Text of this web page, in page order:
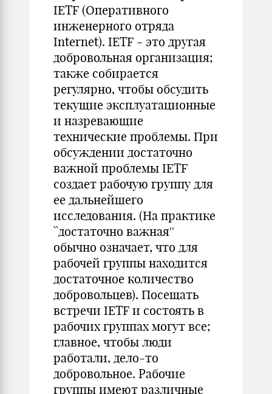
IETF (Оперативного
инженерного отряда
Internet). IETF - это другая
добровольная организация;
также собирается
регулярно, чтобы обсудить
текущие эксплуатационные
и назревающие
технические проблемы. При
обсуждении достаточно
важной проблемы IETF
создает рабочую группу для
ее дальнейшего
исследования. (На практике
``достаточно важная''
обычно означает, что для
рабочей группы находится
достаточное количество
добровольцев). Посещать
встречи IETF и состоять в
рабочих группах могут все;
главное, чтобы люди
работали, дело-то
добровольное. Рабочие
группы имеют различные